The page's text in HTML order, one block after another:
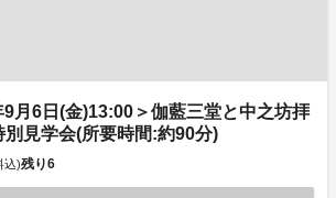
月6日(金)13:00＞伽藍三堂と中之坊拝
見学会(所要時間:約90分)
込)残り6